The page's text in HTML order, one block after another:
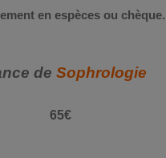
en espèces ou chèque.
de Sophrologie
65€